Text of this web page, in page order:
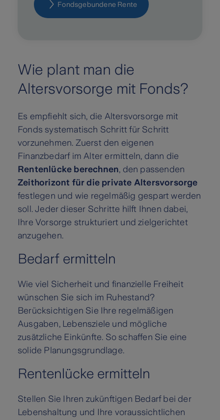
Fondsgebundene Rente
Wie plant man die
Altersvorsorge mit Fonds?
Es empfiehlt sich, die Altersvorsorge mit
Fonds systematisch Schritt für Schritt
vorzunehmen. Zuerst den eigenen
Finanzbedarf im Alter ermitteln, dann die
Rentenlücke berechnen, den passenden
Zeithorizont für die private Altersvorsorge
festlegen und wie regelmäßig gespart werden
soll. Jeder dieser Schritte hilft Ihnen dabei,
Ihre Vorsorge strukturiert und zielgerichtet
anzugehen.
Bedarf ermitteln
Wie viel Sicherheit und finanzielle Freiheit
wünschen Sie sich im Ruhestand?
Berücksichtigen Sie Ihre regelmäßigen
Ausgaben, Lebensziele und mögliche
zusätzliche Einkünfte. So schaffen Sie eine
solide Planungsgrundlage.
Rentenlücke ermitteln
Stellen Sie Ihren zukünftigen Bedarf bei der
Lebenshaltung und Ihre voraussichtlichen